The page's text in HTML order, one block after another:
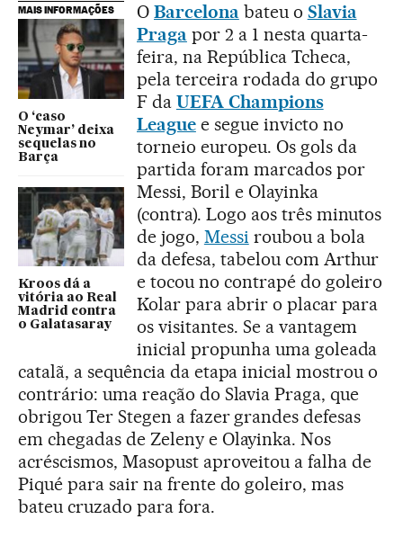
MAIS INFORMAÇÕES
O ‘caso
Neymar’ deixa
sequelas no
Barça
Kroos dá a
vitória ao Real
Madrid contra
o Galatasaray
O Barcelona bateu o Slavia
Praga por 2 a 1 nesta quarta-
feira, na República Tcheca,
pela terceira rodada do grupo
F da UEFA Champions
Leaguee segue invicto no
torneio europeu. Os gols da
partida foram marcados por
Messi, Boril e Olayinka
(contra). Logo aos três minutos
de jogo, Messi roubou a bola
da defesa, tabelou com Arthur
e tocou no contrapé do goleiro
Kolar para abrir o placar para
os visitantes. Se a vantagem
inicial propunha uma goleada
catalã, a sequência da etapa inicial mostrou o
contrário: uma reação do Slavia Praga, que
obrigou Ter Stegen a fazer grandes defesas
em chegadas de Zeleny e Olayinka. Nos
acréscismos, Masopust aproveitou a falha de
Piqué para sair na frente do goleiro, mas
bateu cruzado para fora.